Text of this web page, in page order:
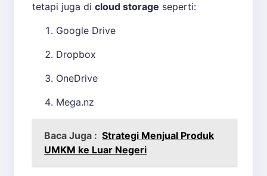
tetapi juga di cloud storage seperti:
Google Drive
Dropbox
OneDrive
Mega.nz
Baca Juga : Strategi Menjual Produk
UMKM ke Luar Negeri